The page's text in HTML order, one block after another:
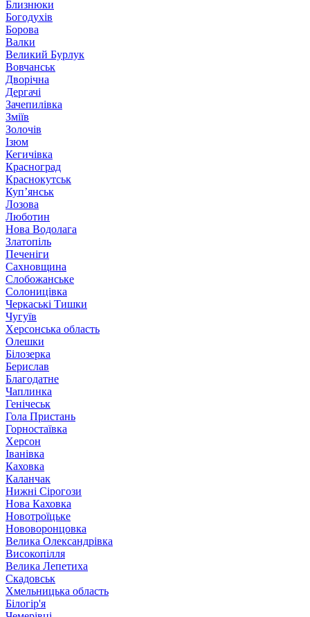
Близнюки
Богодухів
Борова
Валки
Великий Бурлук
Вовчанськ
Дворічна
Дергачі
Зачепилівка
Зміїв
Золочів
Ізюм
Кегичівка
Красноград
Краснокутськ
Куп’янськ
Лозова
Люботин
Нова Водолага
Златопіль
Печеніги
Сахновщина
Слобожанське
Солоницівка
Черкаські Тишки
Чугуїв
Херсонська область
Олешки
Білозерка
Берислав
Благодатне
Чаплинка
Генічеськ
Гола Пристань
Горностаївка
Херсон
Іванівка
Каховка
Каланчак
Нижні Сірогози
Нова Каховка
Новотроїцьке
Нововоронцовка
Велика Олександрівка
Високопілля
Велика Лепетиха
Скадовськ
Хмельницька область
Білогір'я